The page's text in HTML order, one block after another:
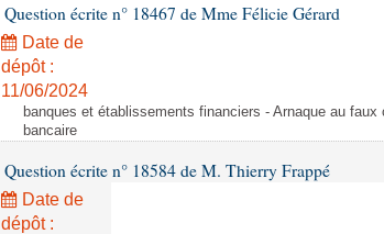
Question écrite n° 18467 de Mme Félicie Gérard
Date de
dépôt :
11/06/2024
banques et établissements financiers - Arnaque au
bancaire
Question écrite n° 18584 de M. Thierry Frappé
Date de
dépôt :